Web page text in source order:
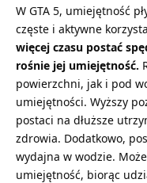
W GTA 5, umiejętność
częste i aktywne
więcej czasu postać
rośnie jej umiejętność.
powierzchni, jak i pod
umiejętności. Wyższy
postaci na dłuższe
zdrowia. Dodatkowo,
wydajna w wodzie.
umiejętność, biorąc